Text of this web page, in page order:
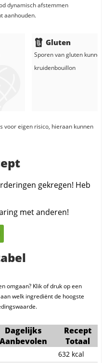
dynamisch afstemmen
aanhouden.
Gluten
Sporen van gluten
kruidenbouillon
voor eigen risico, hieraan kunnen
gekregen! Heb
met anderen!
omgaan? Klik of druk op een
welk ingrediënt de hoogste
Dagelijks
Aanbevolen
Recept
Totaal
632 kcal